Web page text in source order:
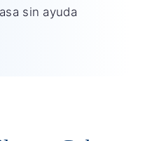
sin ayuda